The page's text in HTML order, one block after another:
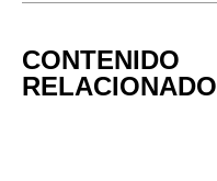
CONTENIDO
RELACIONADO